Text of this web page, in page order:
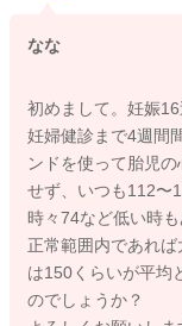
なな
初めまして。妊娠16
妊婦健診まで4週間
ンドを使って胎児
せず、いつも112〜
時々74など低い時も
正常範囲内であれ
は150くらいが平均
のでしょうか？